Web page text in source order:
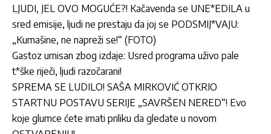
LJUDI, JEL OVO MOGUĆE?! Kačavenda se UNE*EDILA u
sred emisije, ljudi ne prestaju da joj se PODSMIJ*VAJU:
„Kumašine, ne napreži se!“ (FOTO)
Gastoz urnisan zbog izdaje: Usred programa uživo pale
t*ške riječi, ljudi razočarani!
SPREMA SE LUDILO! SAŠA MIRKOVIĆ OTKRIO
STARTNU POSTAVU SERIJE „SAVRŠEN NERED“! Evo
koje glumce ćete imati priliku da gledate u novom